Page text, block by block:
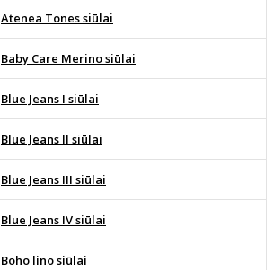
Atenea Tones siūlai
Baby Care Merino siūlai
Blue Jeans I siūlai
Blue Jeans II siūlai
Blue Jeans III siūlai
Blue Jeans IV siūlai
Boho lino siūlai